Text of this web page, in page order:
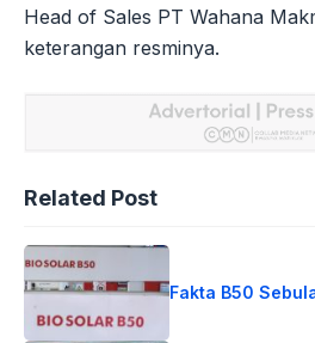
Head of Sales PT Wahana
keterangan resminya.
Related Post
Fakta B50